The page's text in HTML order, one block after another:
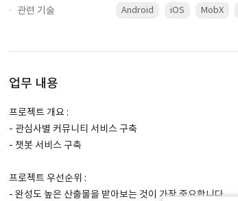
관련 기술
Android iOS MobX
업무 내용
프로젝트 개요 :
- 관심사별 커뮤니티 서비스 구축
- 챗봇 서비스 구축
프로젝트 우선순위 :
- 완성도 높은 산출물을 받아보는 것이 가장 중요합니다.